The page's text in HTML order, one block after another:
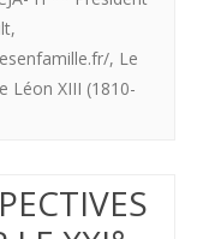
TROIS
DU
,
, Le
Léon XIII (1810-